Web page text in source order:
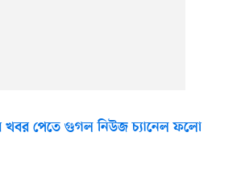
পেতে গুগল নিউজ চ্যানেল ফলো